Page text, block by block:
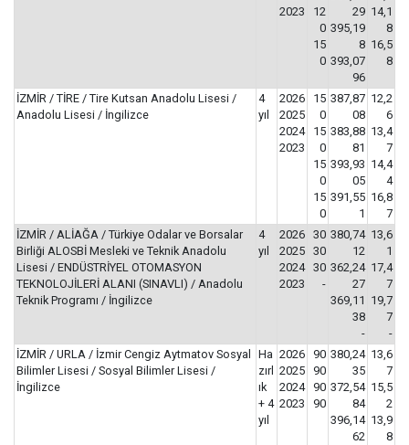
2023
12
0
15
0
29
395,19
8
393,07
96
14,1
8
16,5
8
İZMİR / TİRE / Tire Kutsan Anadolu Lisesi /
Anadolu Lisesi / İngilizce
4
yıl
2026
2025
2024
2023
15
0
15
0
15
0
15
0
387,87
08
383,88
81
393,93
05
391,55
1
12,2
6
13,4
7
14,4
4
16,8
7
İZMİR / ALİAĞA / Türkiye Odalar ve Borsalar
Birliği ALOSBİ Mesleki ve Teknik Anadolu
Lisesi / ENDÜSTRİYEL OTOMASYON
TEKNOLOJİLERİ ALANI (SINAVLI) / Anadolu
Teknik Programı / İngilizce
4
yıl
2026
2025
2024
2023
30
30
30
-
380,74
12
362,24
27
369,11
38
-
13,6
1
17,4
7
19,7
7
-
İZMİR / URLA / İzmir Cengiz Aytmatov Sosyal
Bilimler Lisesi / Sosyal Bilimler Lisesi /
İngilizce
Ha
zırl
ık
+ 4
yıl
2026
2025
2024
2023
90
90
90
90
380,24
35
372,54
84
396,14
62
13,6
7
15,5
2
13,9
8